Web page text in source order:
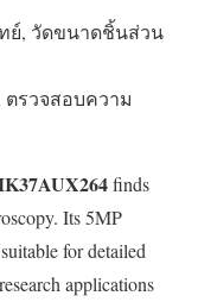
ย์, วัดขนาดชิ้นส่วน
ตรวจสอบความ
finds
Its 5MP
for detailed
applications